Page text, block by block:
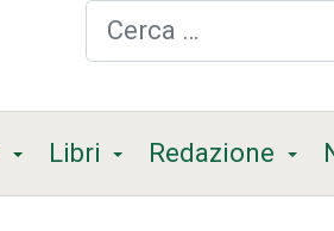
Cerca
Libri Redazione